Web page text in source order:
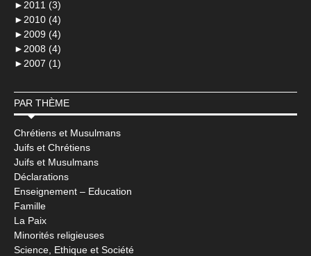
► 2011 (3)
► 2010 (4)
► 2009 (4)
► 2008 (4)
► 2007 (1)
PAR THÈME
Chrétiens et Musulmans
Juifs et Chrétiens
Juifs et Musulmans
Déclarations
Enseignement – Education
Famille
La Paix
Minorités religieuses
Science, Ethique et Société